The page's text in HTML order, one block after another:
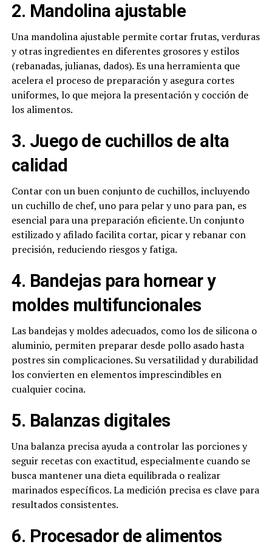
2. Mandolina ajustable
Una mandolina ajustable permite cortar frutas, verduras
y otras ingredientes en diferentes grosores y estilos
(rebanadas, julianas, dados). Es una herramienta que
acelera el proceso de preparación y asegura cortes
uniformes, lo que mejora la presentación y cocción de
los alimentos.
3. Juego de cuchillos de alta
calidad
Contar con un buen conjunto de cuchillos, incluyendo
un cuchillo de chef, uno para pelar y uno para pan, es
esencial para una preparación eficiente. Un conjunto
estilizado y afilado facilita cortar, picar y rebanar con
precisión, reduciendo riesgos y fatiga.
4. Bandejas para hornear y
moldes multifuncionales
Las bandejas y moldes adecuados, como los de silicona o
aluminio, permiten preparar desde pollo asado hasta
postres sin complicaciones. Su versatilidad y durabilidad
los convierten en elementos imprescindibles en
cualquier cocina.
5. Balanzas digitales
Una balanza precisa ayuda a controlar las porciones y
seguir recetas con exactitud, especialmente cuando se
busca mantener una dieta equilibrada o realizar
marinados específicos. La medición precisa es clave para
resultados consistentes.
6. Procesador de alimentos